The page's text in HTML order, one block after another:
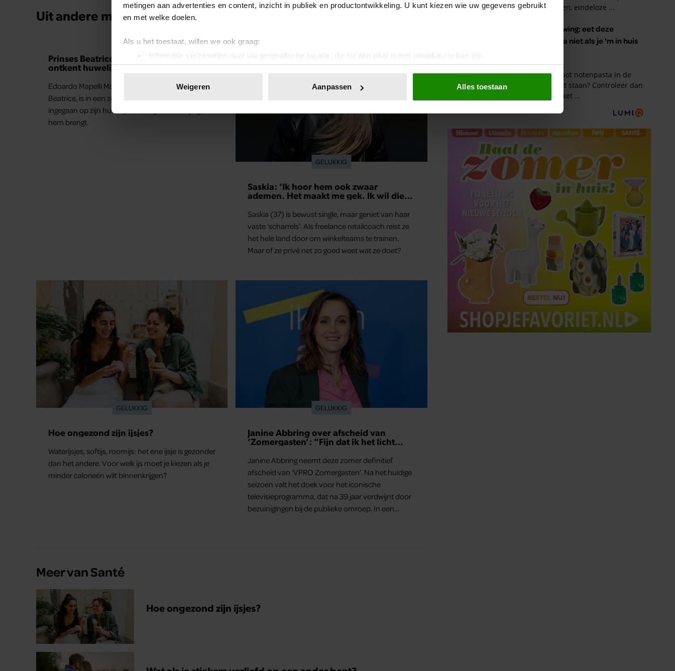
metingen aan advertenties en content, inzicht in publiek en productontwikkeling. U kunt kiezen wie uw gegevens gebruikt
en met welke doelen.
Als u het toestaat, willen we ook graag:
Informatie verzamelen over uw geografische locatie, die tot een paar meter nauwkeurig kan zijn
Uw apparaat identificeren door het actief te scannen op specifieke eigenschappen (fingerprinting)
toestemming op elk moment wijzigen of intrekken in de Cookieverklaring.
We gebruiken cookies om content en advertenties te personaliseren, om functies voor social media te bieden en om ons
websiteverkeer te analyseren. Ook delen we informatie over uw gebruik van onze site met onze partners voor social
media, adverteren en analyse. Deze partners kunnen deze gegevens combineren met andere informatie die u aan ze heeft
verstrekt of die ze hebben verzameld op basis van uw gebruik van hun services. U gaat akkoord met onze cookies als u
Weigeren Aanpassen Alles toestaan
Uit andere media
Prinses Beatrice’s echtgenoot Edoardo
ontkent huwelijksproblemen
Edoardo Mapelli Mozzi, de echtgenoot van prinses
Beatrice, is in een zeldzaam interview dieper
ingegaan op zijn huwelijk en het geluk dat zijn gezin
hem brengt.
GELUKKIG
Saskia: ‘Ik hoor hem ook zwaar
ademen. Het maakt me gek. Ik wil die
Saskia (37) is bewust single, maar geniet van haar
vaste ‘scharrels’. Als freelance retailcoach reist ze
het hele land door om winkelteams te trainen.
Maar of ze privé net zo goed weet wat ze doet?
GELUKKIG
Hoe ongezond zijn ijsjes?
Waterijsjes, softijs, roomijs: het ene ijsje is gezonder
dan het andere. Voor welk ijs moet je kiezen als je
minder calorieën wilt binnenkrijgen?
GELUKKIG
Janine Abbring over afscheid van
‘Zomergasten’: “Fijn dat ik het licht
Janine Abbring neemt deze zomer definitief
afscheid van ‘VPRO Zomergasten’. Na het huidige
seizoen valt het doek voor het iconische
televisieprogramma, dat na 39 jaar verdwijnt door
bezuinigingen bij de publieke omroep. In een
Meer van Santé
Hoe ongezond zijn ijsjes?